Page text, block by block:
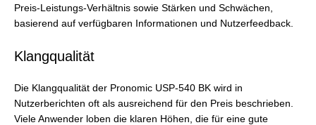
Preis-Leistungs-Verhältnis sowie Stärken und Schwächen,
basierend auf verfügbaren Informationen und Nutzerfeedback.
Klangqualität
Die Klangqualität der Pronomic USP-540 BK wird in
Nutzerberichten oft als ausreichend für den Preis beschrieben.
Viele Anwender loben die klaren Höhen, die für eine gute